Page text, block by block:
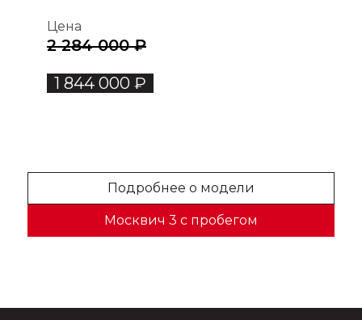
Цена
2 284 000 ₽
1 844 000 ₽
Подробнее о модели
Москвич 3 с пробегом